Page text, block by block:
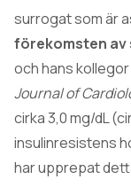
surrogat som är
förekomsten av
och hans
Journal of
cirka 3,0 mg/dL
insulinresistens
har upprepat